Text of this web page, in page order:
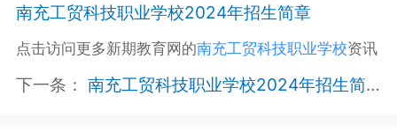
南充工贸科技职业学校2024年招生简章
点击访问更多新期教育网的南充工贸科技职业学校资讯
下一条： 南充工贸科技职业学校2024年招生简章